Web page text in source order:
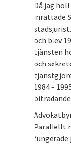
Då jag
inrättade
och blev
tjänsten
och
1984 –
Parallellt